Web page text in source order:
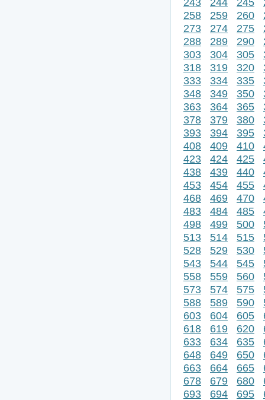
258
259 260
273
274 275
288
289 290
303
304 305
318
319 320
333
334 335
348
349 350
363
364 365
378
379 380
393
394 395
408
409 410
423
424 425
438
439 440
453
454 455
468
469 470
483
484 485
498
499 500
513
514 515
528
529 530
543
544 545
558
559 560
573
574 575
588
589 590
603
604 605
618
619 620
633
634 635
648
649 650
663
664 665
678
679 680
693
694 695